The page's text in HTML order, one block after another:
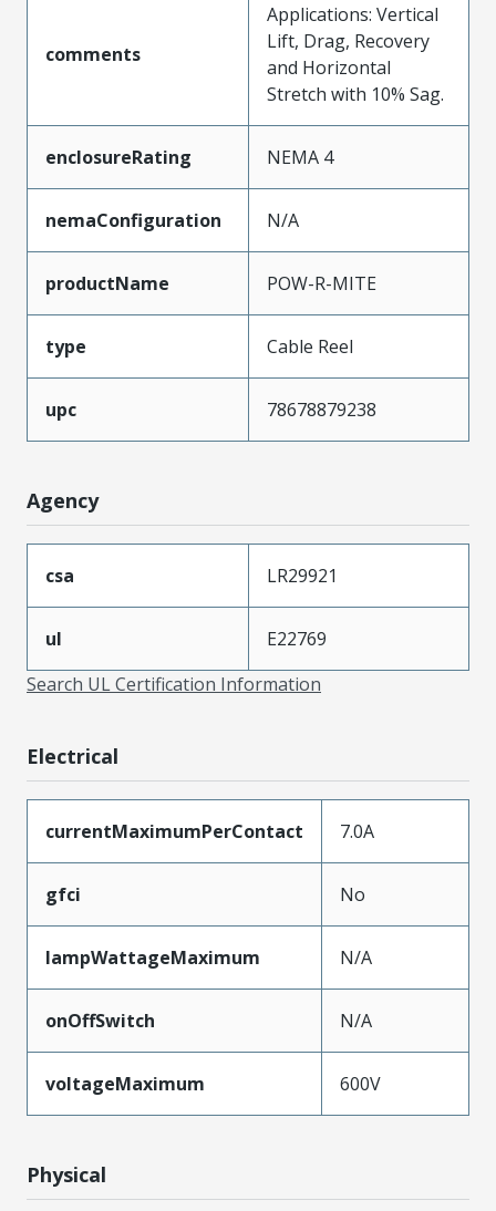
comments
Applications: Vertical
Lift, Drag, Recovery
and Horizontal
Stretch with 10% Sag.
enclosureRating NEMA 4
nemaConfiguration N/A
productName POW-R-MITE
type Cable Reel
upc 78678879238
Agency
csa LR29921
ul
E22769
Search UL Certification Information
Electrical
currentMaximumPerContact 7.0A
gfci No
lampWattageMaximum N/A
onOffSwitch N/A
voltageMaximum 600V
Physical